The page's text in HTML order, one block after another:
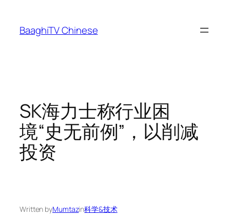
content
BaaghiTV Chinese
SK海力士称行业困
境“史无前例”，以削减
投资
Written byMumtazin科学&技术